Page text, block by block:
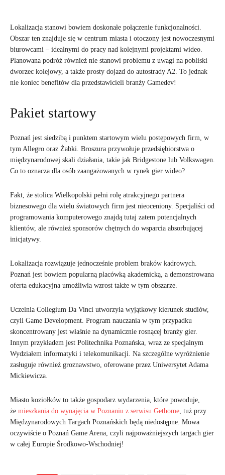
Lokalizacja stanowi bowiem doskonałe połączenie funkcjonalności.
Obszar ten znajduje się w centrum miasta i otoczony jest nowoczesnymi
biurowcami – idealnymi do pracy nad kolejnymi projektami wideo.
Planowana podróż również nie stanowi problemu z uwagi na pobliski
dworzec kolejowy, a także prosty dojazd do autostrady A2. To jednak
nie koniec benefitów dla przedstawicieli branży Gamedev!
Pakiet startowy
Poznań jest siedzibą i punktem startowym wielu postępowych firm, w
tym Allegro oraz Żabki. Broszura przywołuje przedsiębiorstwa o
międzynarodowej skali działania, takie jak Bridgestone lub Volkswagen.
Co to oznacza dla osób zaangażowanych w rynek gier wideo?
Fakt, że stolica Wielkopolski pełni rolę atrakcyjnego partnera
biznesowego dla wielu światowych firm jest nieoceniony. Specjaliści od
programowania komputerowego znajdą tutaj zatem potencjalnych
klientów, ale również sponsorów chętnych do wsparcia absorbującej
inicjatywy.
Lokalizacja rozwiązuje jednocześnie problem braków kadrowych.
Poznań jest bowiem popularną placówką akademicką, a demonstrowana
oferta edukacyjna umożliwia wzrost także w tym obszarze.
Uczelnia Collegium Da Vinci utworzyła wyjątkowy kierunek studiów,
czyli Game Development. Program nauczania w tym przypadku
skoncentrowany jest właśnie na dynamicznie rosnącej branży gier.
Innym przykładem jest Politechnika Poznańska, wraz ze specjalnym
Wydziałem informatyki i telekomunikacji. Na szczególne wyróżnienie
zasługuje również groznawstwo, oferowane przez Uniwersytet Adama
Mickiewicza.
Miasto koziołków to także gospodarz wydarzenia, które powoduje,
że mieszkania do wynajęcia w Poznaniu z serwisu Gethome, tuż przy
Międzynarodowych Targach Poznańskich będą niedostępne. Mowa
oczywiście o Poznań Game Arena, czyli najpoważniejszych targach gier
w całej Europie Środkowo-Wschodniej!